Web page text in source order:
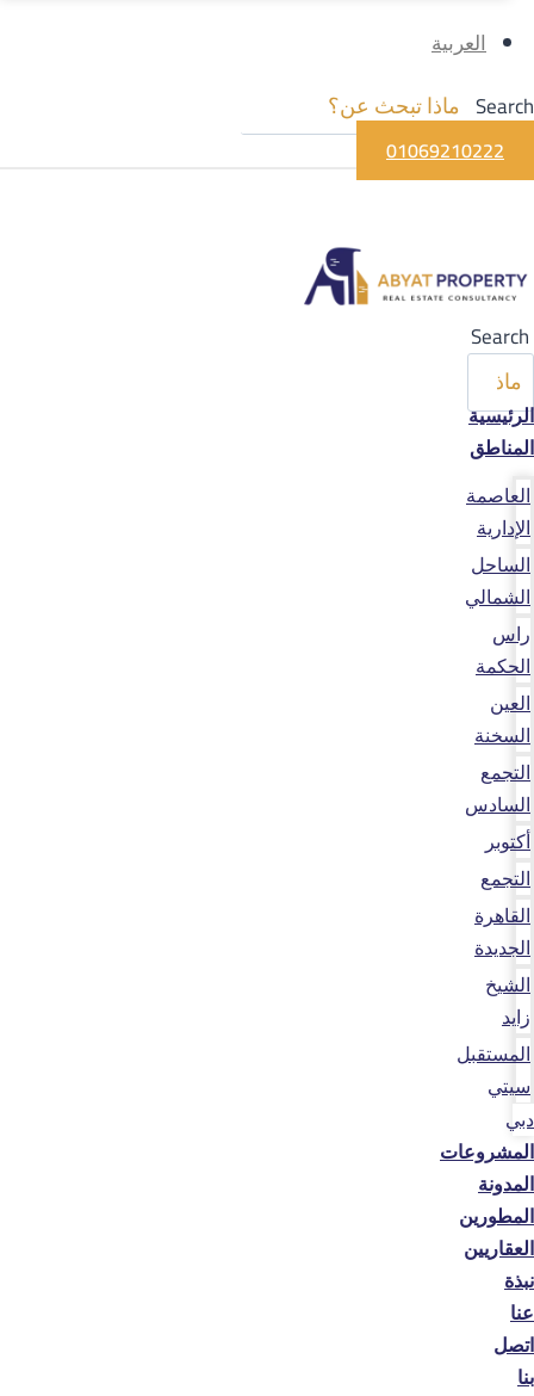
العربية
Search
01069210222
Search
الرئيسية
المناطق
العاصمة
الإدارية
الساحل
الشمالي
راس
الحكمة
العين
السخنة
التجمع
السادس
أكتوبر
التجمع
القاهرة
الجديدة
الشيخ
زايد
المستقبل
سيتي
دبي
المشروعات
المدونة
المطورين
العقاريين
نبذة
عنا
اتصل
بنا